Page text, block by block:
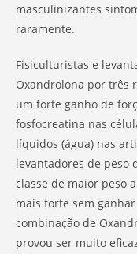
masculinizantes
raramente.
Fisiculturistas e
Oxandrolona por três
um forte ganho de
fosfocreatina nas
líquidos (água) nas
levantadores de peso
classe de maior peso
mais forte sem
combinação de
provou ser muito